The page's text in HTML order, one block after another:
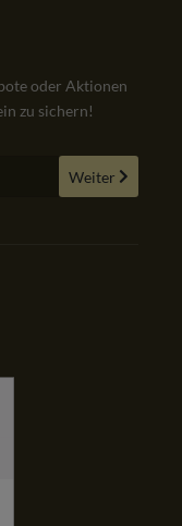
oder Aktionen
zu sichern!
Weiter